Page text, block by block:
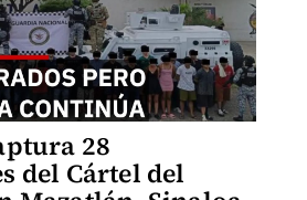
28
del Cártel del